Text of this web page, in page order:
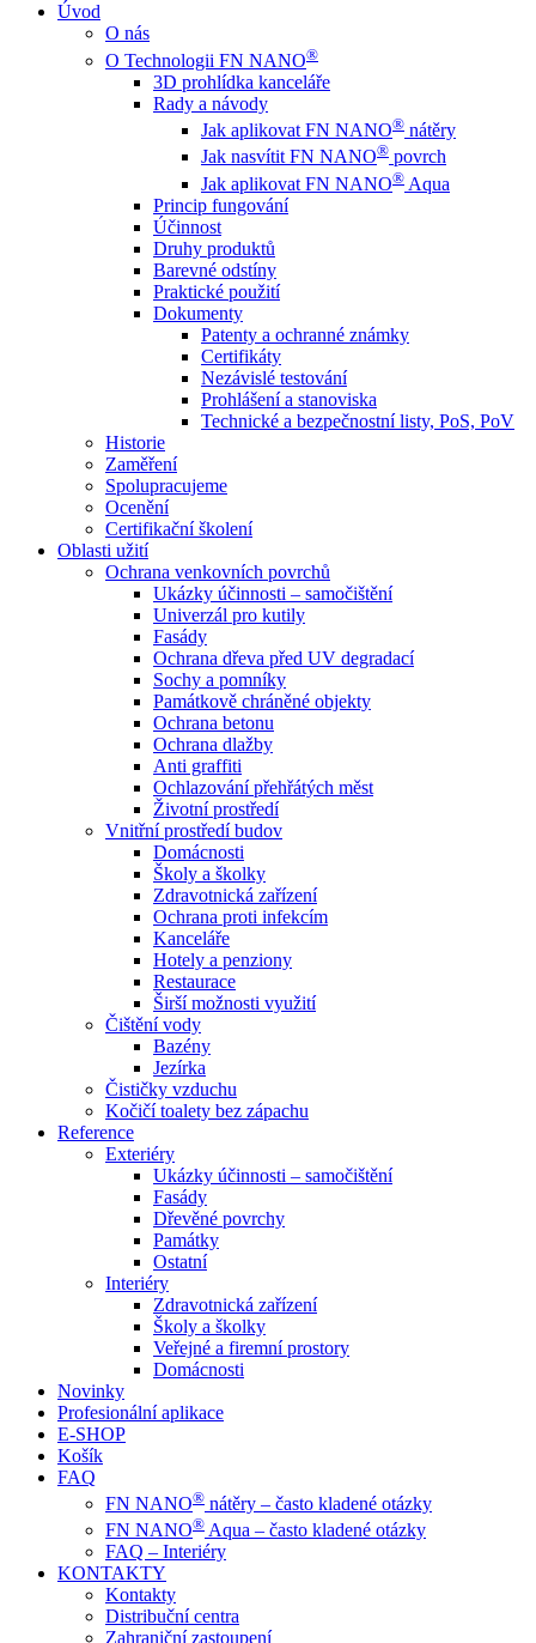
Úvod
O nás
O Technologii FN NANO®
3D prohlídka kanceláře
Rady a návody
Jak aplikovat FN NANO® nátěry
Jak nasvítit FN NANO® povrch
Jak aplikovat FN NANO® Aqua
Princip fungování
Účinnost
Druhy produktů
Barevné odstíny
Praktické použití
Dokumenty
Patenty a ochranné známky
Certifikáty
Nezávislé testování
Prohlášení a stanoviska
Technické a bezpečnostní listy, PoS, PoV
Historie
Zaměření
Spolupracujeme
Ocenění
Certifikační školení
Oblasti užití
Ochrana venkovních povrchů
Ukázky účinnosti – samočištění
Univerzál pro kutily
Fasády
Ochrana dřeva před UV degradací
Sochy a pomníky
Památkově chráněné objekty
Ochrana betonu
Ochrana dlažby
Anti graffiti
Ochlazování přehřátých měst
Životní prostředí
Vnitřní prostředí budov
Domácnosti
Školy a školky
Zdravotnická zařízení
Ochrana proti infekcím
Kanceláře
Hotely a penziony
Restaurace
Širší možnosti využití
Čištění vody
Bazény
Jezírka
Čističky vzduchu
Kočičí toalety bez zápachu
Reference
Exteriéry
Ukázky účinnosti – samočištění
Fasády
Dřevěné povrchy
Památky
Ostatní
Interiéry
Zdravotnická zařízení
Školy a školky
Veřejné a firemní prostory
Domácnosti
Novinky
Profesionální aplikace
E-SHOP
Košík
FAQ
FN NANO® nátěry – často kladené otázky
FN NANO® Aqua – často kladené otázky
FAQ – Interiéry
KONTAKTY
Kontakty
Distribuční centra
Zahraniční zastoupení